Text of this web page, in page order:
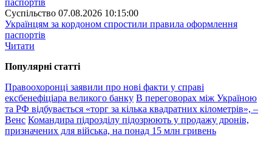
Суспiльство 07.08.2026 10:15:00
Українцям за кордоном спростили правила оформлення
паспортів
Читати
Популярнi статтi
Правоохоронці заявили про нові факти у справі
ексбенефіціара великого банку В переговорах між Україною
та РФ відбувається «торг за кілька квадратних кілометрів», –
Венс Командира підрозділу підозрюють у продажу дронів,
призначених для війська, на понад 15 млн гривень